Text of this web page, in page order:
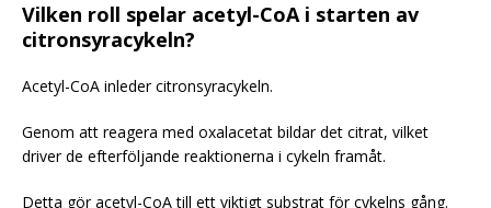
Vilken roll spelar acetyl-CoA i starten av
citronsyracykeln?
Acetyl-CoA inleder citronsyracykeln.
Genom att reagera med oxalacetat bildar det citrat, vilket
driver de efterföljande reaktionerna i cykeln framåt.
Detta gör acetyl-CoA till ett viktigt substrat för cykelns gång.